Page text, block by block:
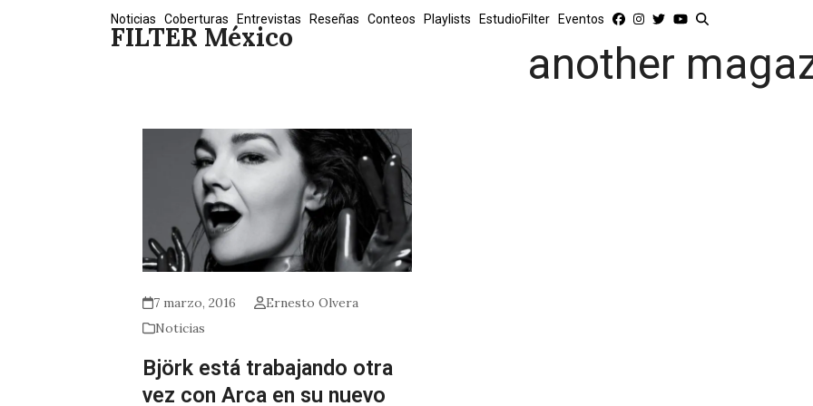
FILTER México
Noticias Coberturas Entrevistas Reseñas Conteos Playlists EstudioFilter Eventos
another
7 marzo, 2016
Ernesto Olvera
Noticias
Björk está trabajando otra
vez con Arca en su nuevo